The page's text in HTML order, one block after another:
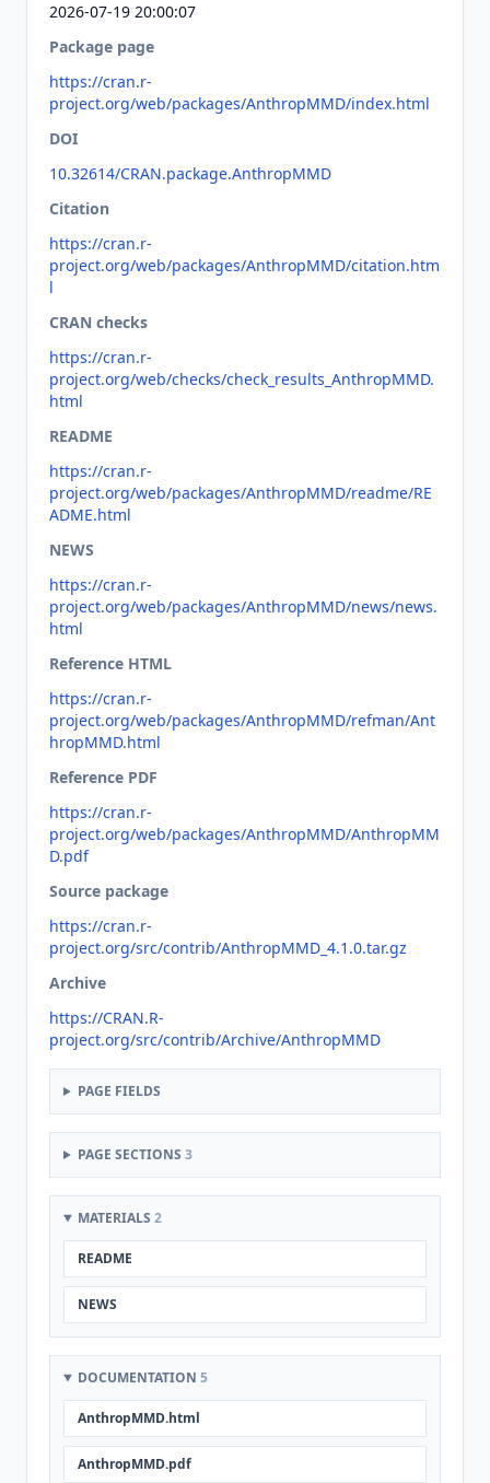
2026-07-19 20:00:07
Package page
https://cran.r-
project.org/web/packages/AnthropMMD/index.html
DOI
10.32614/CRAN.package.AnthropMMD
Citation
https://cran.r-
project.org/web/packages/AnthropMMD/citation.htm
l
CRAN checks
https://cran.r-
project.org/web/checks/check_results_AnthropMMD.
html
README
https://cran.r-
project.org/web/packages/AnthropMMD/readme/RE
ADME.html
NEWS
https://cran.r-
project.org/web/packages/AnthropMMD/news/news.
html
Reference HTML
https://cran.r-
project.org/web/packages/AnthropMMD/refman/Ant
hropMMD.html
Reference PDF
https://cran.r-
project.org/web/packages/AnthropMMD/AnthropMM
D.pdf
Source package
https://cran.r-
project.org/src/contrib/AnthropMMD_4.1.0.tar.gz
Archive
https://CRAN.R-
project.org/src/contrib/Archive/AnthropMMD
PAGE FIELDS
PAGE SECTIONS 3
MATERIALS 2
README
NEWS
DOCUMENTATION 5
AnthropMMD.html
AnthropMMD.pdf